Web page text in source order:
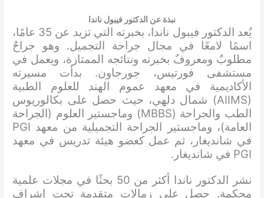
نبذة عن الدكتور فيبول ناندا
يُعد الدكتور فيبول ناندا، بخبرته التي تزيد عن 35 عامًا،
اسمًا لامعًا في مجال جراحة التجميل. وهو جراحٌ
مطلوبٌ ومعروفٌ بخبرته ونتائجه الممتازة، ويعمل في
مستشفى فورتيس، جورجاون. بدأت مسيرته
الأكاديمية في معهد عموم الهند للعلوم الطبية
(AIIMS) شمال دلهي، حيث حصل على بكالوريوس
الطب والجراحة (MBBS) وماجستير العلوم (الجراحة
العامة)، وماجستير الجراحة التجميلية من معهد PGI
في شانديغار، ثم عمل كعضو هيئة تدريس في معهد
PGI في شانديغار.
نشر الدكتور ناندا أكثر من 50 بحثًا في مجلات علمية
محكمة. حصل على زمالات متقدمة تحت إشراف